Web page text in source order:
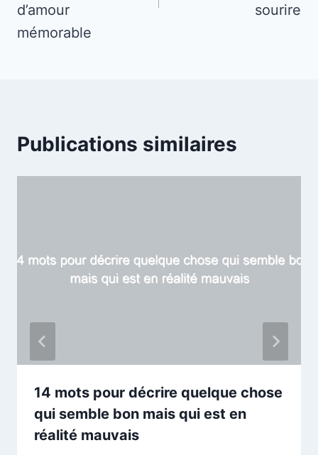
d’amour
mémorable
sourire
Publications similaires
14 mots pour décrire quelque chose
qui semble bon mais qui est en
réalité mauvais